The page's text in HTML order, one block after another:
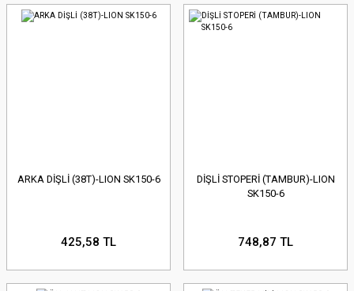
ARKA DİŞLİ (38T)-LION SK150-6
425,58 TL
DİŞLİ STOPERİ (TAMBUR)-LION
SK150-6
748,87 TL